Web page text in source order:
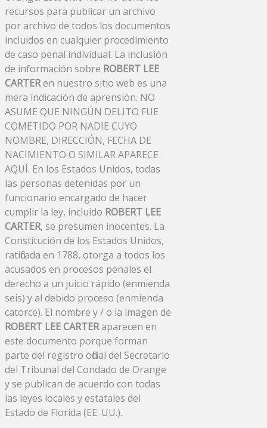
recursos para publicar un archivo
por archivo de todos los documentos
incluidos en cualquier procedimiento
de caso penal individual. La inclusión
de información sobre ROBERT LEE
CARTERen nuestro sitio web es una
mera indicación de aprensión. NO
ASUME QUE NINGÚN DELITO FUE
COMETIDO POR NADIE CUYO
NOMBRE, DIRECCIÓN, FECHA DE
NACIMIENTO O SIMILAR APARECE
AQUÍ. En los Estados Unidos, todas
las personas detenidas por un
funcionario encargado de hacer
cumplir la ley, incluido ROBERT LEE
CARTER, se presumen inocentes. La
Constitución de los Estados Unidos,
ratificada en 1788, otorga a todos los
acusados ​​en procesos penales el
derecho a un juicio rápido (enmienda
seis) y al debido proceso (enmienda
catorce). El nombre y / o la imagen de
ROBERT LEE CARTERaparecen en
este documento porque forman
parte del registro oficial del Secretario
del Tribunal del Condado de Orange
y se publican de acuerdo con todas
las leyes locales y estatales del
Estado de Florida (EE. UU.).